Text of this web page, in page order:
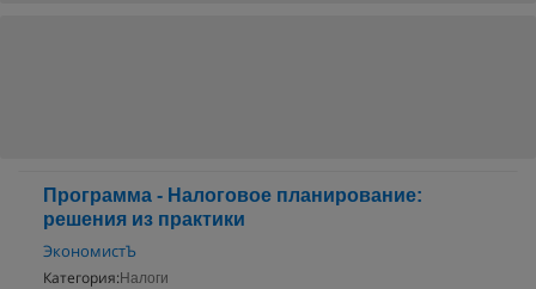
Программа - Налоговое планирование:
решения из практики
ЭкономистЪ
Категория: Налоги